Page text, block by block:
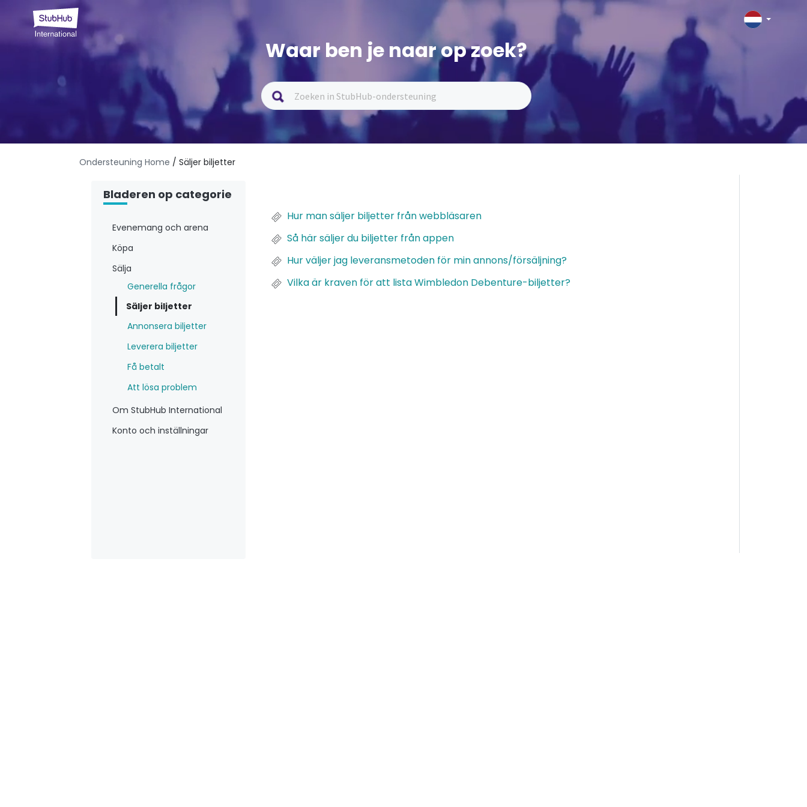
Waar ben je naar op zoek?
Ondersteuning Home / Säljer biljetter
Bladeren op categorie
Evenemang och arena
Köpa
Sälja
Generella frågor
Säljer biljetter
Annonsera biljetter
Leverera biljetter
Få betalt
Att lösa problem
Om StubHub International
Konto och inställningar
Hur man säljer biljetter från webbläsaren
Så här säljer du biljetter från appen
Hur väljer jag leveransmetoden för min annons/försäljning?
Vilka är kraven för att lista Wimbledon Debenture-biljetter?